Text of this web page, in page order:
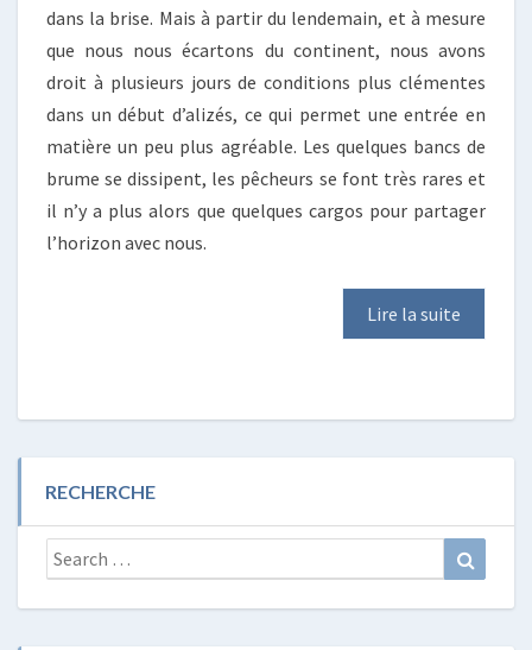
dans la brise. Mais à partir du lendemain, et à mesure
que nous nous écartons du continent, nous avons
droit à plusieurs jours de conditions plus clémentes
dans un début d’alizés, ce qui permet une entrée en
matière un peu plus agréable. Les quelques bancs de
brume se dissipent, les pêcheurs se font très rares et
il n’y a plus alors que quelques cargos pour partager
l’horizon avec nous.
Lire la suite
RECHERCHE
Search
for: